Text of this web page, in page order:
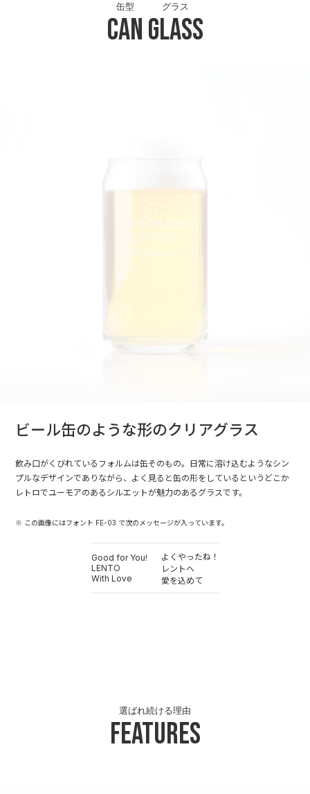
Can
缶型
Glass
グラス
ビール缶のような形のクリアグラス
飲み口がくびれているフォルムは缶そのもの。日常に溶け込むようなシン
プルなデザインでありながら、よく見ると缶の形をしているというどこか
レトロでユーモアのあるシルエットが魅力のあるグラスです。
※ この画像にはフォント FE-03 で次のメッセージが入っています。
Good for You!
LENTO
With Love
よくやったね！
レントへ
愛を込めて
Features
選ばれ続ける理由